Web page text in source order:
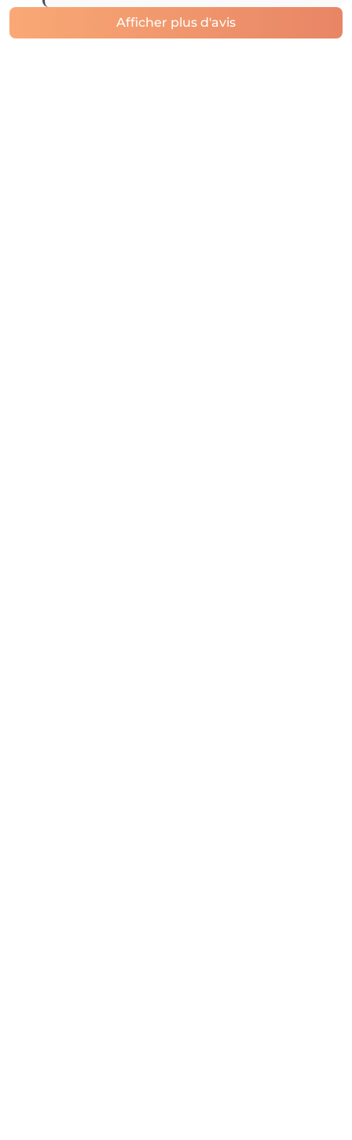
Afficher plus d'avis